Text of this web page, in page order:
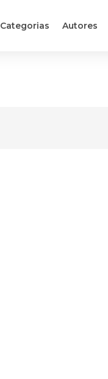
Categorias Autores